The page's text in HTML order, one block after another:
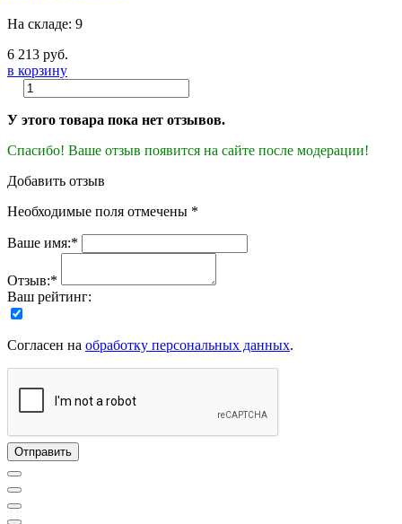
На складе: 9
6 213 руб.
в корзину
У этого товара пока нет отзывов.
Спасибо! Ваше отзыв появится на сайте после модерации!
Добавить отзыв
Необходимые поля отмечены *
Ваше имя:*
Отзыв:*
Ваш рейтинг:
Согласен на обработку персональных данных.